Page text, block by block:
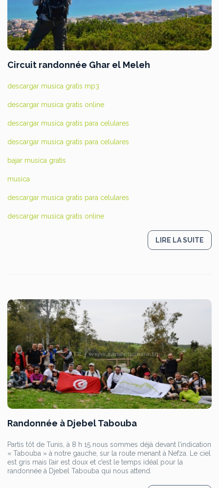
Circuit randonnée Ghar el Meleh
descargar musica gratis mp3
descargar musica gratis online
descargar musica gratis para celulares
descargar musica gratis para celulares
bajar musica gratis
musica
descargar musica gratis para celulares
descargar musica gratis online
LIRE LA SUITE
Randonnée à Djebel Tabouba
Partis tôt de Tunis, à 8 h 15 nous sommes déjà devant l’indication
« Tabouba » à notre gauche, sur la route menant à Nefza. Le ciel
est gris mais l’air est doux et c’est le temps idéal pour la
randonnée à Djebel Tabouba qui nous attend.